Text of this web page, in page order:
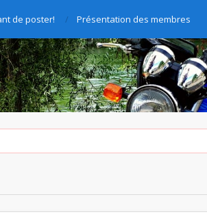
de poster! Présentation des membres